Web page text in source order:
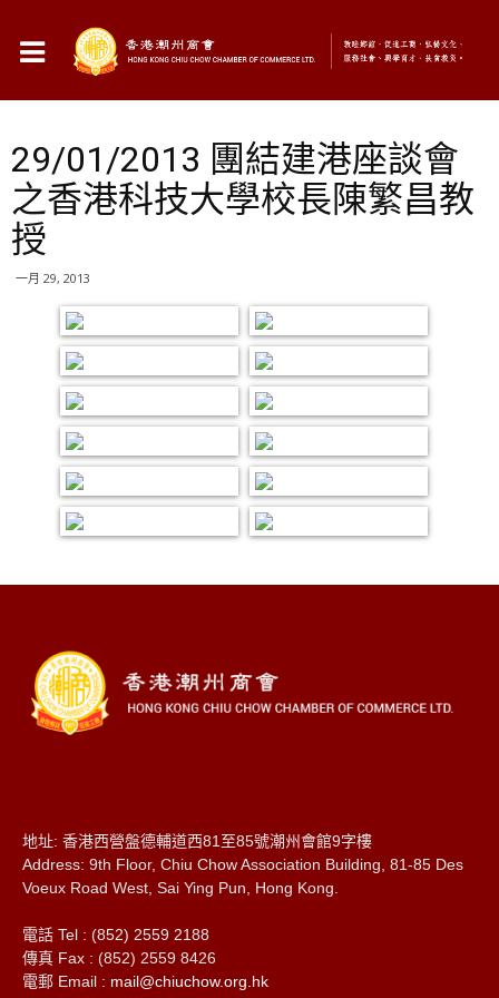
29/01/2013 團結建港座談會
之香港科技大學校長陳繁昌教
授
一月 29, 2013
地址: 香港西營盤德輔道西81至85號潮州會館9字樓
Address: 9th Floor, Chiu Chow Association Building, 81-85 Des
Voeux Road West, Sai Ying Pun, Hong Kong.
電話 Tel : (852) 2559 2188
傳真 Fax : (852) 2559 8426
電郵 Email : mail@chiuchow.org.hk